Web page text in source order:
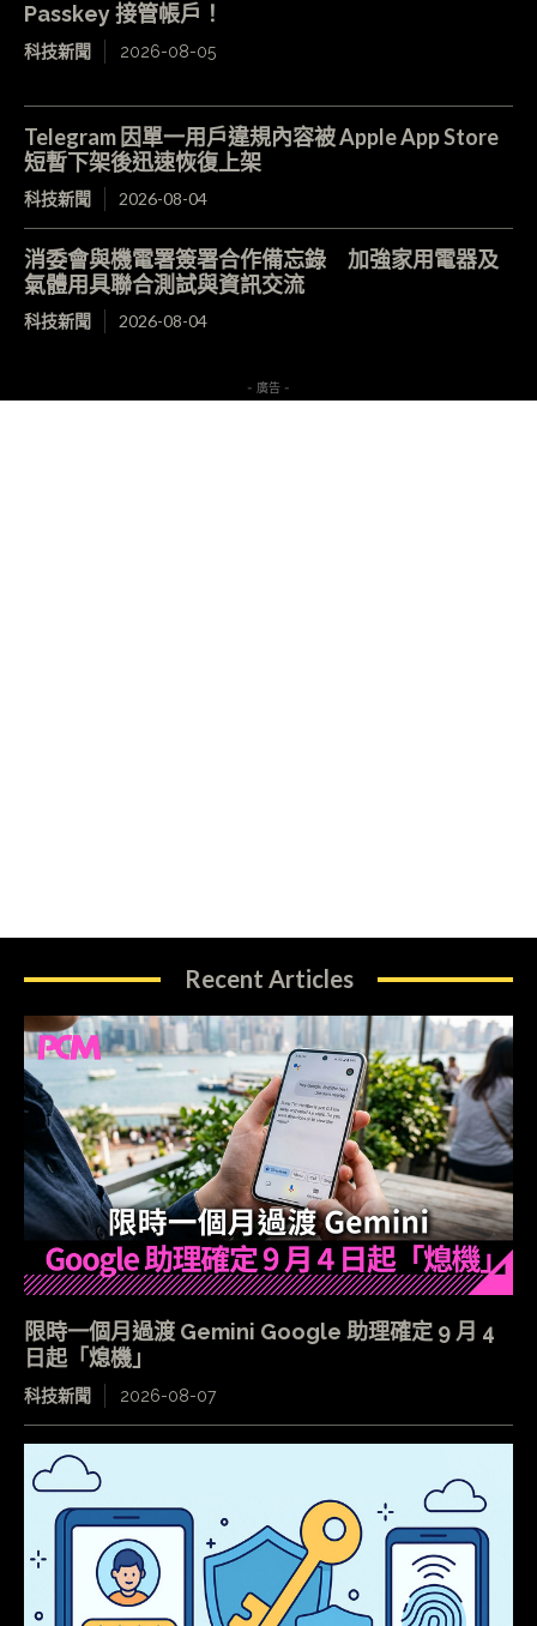
Passkey 接管帳戶！
科技新聞 2026-08-05
Telegram 因單一用戶違規內容被 Apple App Store
短暫下架後迅速恢復上架
科技新聞 2026-08-04
消委會與機電署簽署合作備忘錄 加強家用電器及
氣體用具聯合測試與資訊交流
科技新聞 2026-08-04
- 廣告 -
Recent Articles
限時一個月過渡 Gemini Google 助理確定 9 月 4
日起「熄機」
科技新聞 2026-08-07